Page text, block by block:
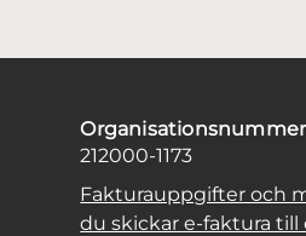
Organisationsnummer
212000-1173
Fakturauppgifter och
du skickar e-faktura till